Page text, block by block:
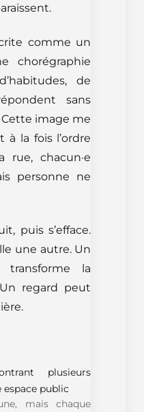
comme un
chorégraphie
de
sans
image me
à la fois l’ordre
rue, chacun·e
personne ne
puis s’efface.
une autre. Un
la
regard peut
mais chaque